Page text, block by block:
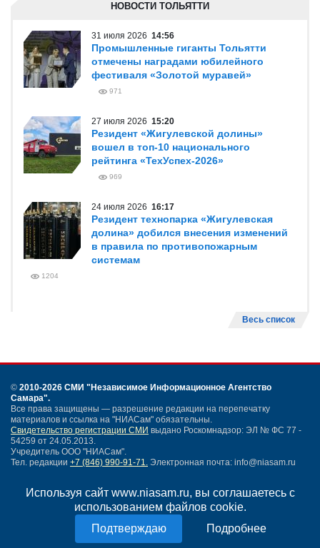
Используя сайт www.niasam.ru, вы соглашаетесь с
использованием файлов cookie.
Подробнее
НОВОСТИ ТОЛЬЯТТИ
31 июля 2026 14:56
Промышленные гиганты Тольятти
отмечены наградами юбилейного
фестиваля «Золотой муравей»
971
27 июля 2026 15:20
Резидент «Жигулевской долины»
вошел в топ-10 национального
рейтинга «ТехУспех-2026»
969
24 июля 2026 16:17
Резидент технопарка «Жигулевская
долина» добился внесения изменений
в правила по противопожарным
системам
1204
Весь список
© 2010-2026 СМИ "Независимое Информационное Агентство
Самара".
Все права защищены — разрешение редакции на перепечатку
материалов и ссылка на "НИАСам" обязательны.
Свидетельство регистрации СМИ выдано Роскомнадзор: ЭЛ № ФС 77 -
54259 от 24.05.2013.
Учредитель ООО "НИАСам".
Тел. редакции +7 (846) 990-91-71. Электронная почта: info@niasam.ru
Карта сайта
Нашли ошибку?
Политика конфиденциальности
Согласие на обработку персональных данных